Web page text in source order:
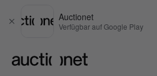
Schließen
Auctionet
Verfügbar auf Google Play